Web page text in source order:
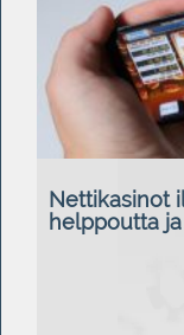
Nettikasinot
helppoutta